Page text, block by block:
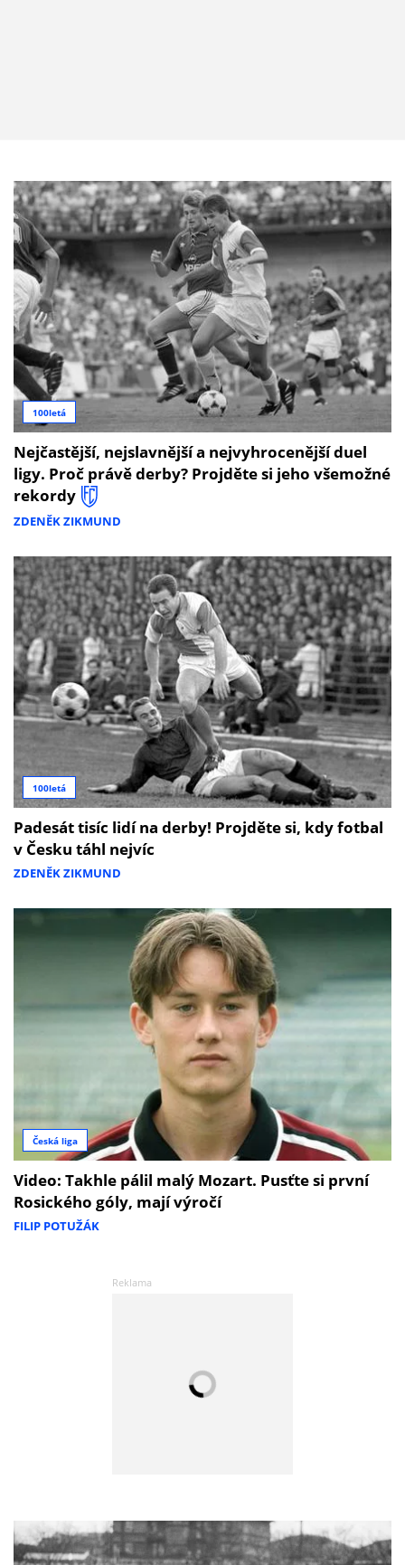
100letá
Nejčastější, nejslavnější a nejvyhrocenější duel
ligy. Proč právě derby? Projděte si jeho všemožné
rekordy
ZDENĚK ZIKMUND
100letá
Padesát tisíc lidí na derby! Projděte si, kdy fotbal
v Česku táhl nejvíc
ZDENĚK ZIKMUND
Česká liga
Video: Takhle pálil malý Mozart. Pusťte si první
Rosického góly, mají výročí
FILIP POTUŽÁK